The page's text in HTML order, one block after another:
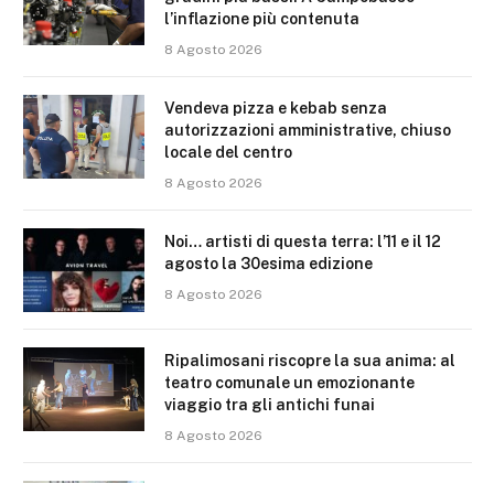
l’inflazione più contenuta
8 Agosto 2026
Vendeva pizza e kebab senza
autorizzazioni amministrative, chiuso
locale del centro
8 Agosto 2026
Noi… artisti di questa terra: l’11 e il 12
agosto la 30esima edizione
8 Agosto 2026
Ripalimosani riscopre la sua anima: al
teatro comunale un emozionante
viaggio tra gli antichi funai
8 Agosto 2026